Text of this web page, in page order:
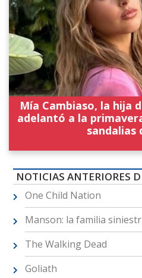
Mía Cambiaso, la hija
adelantó a la
sandalias
NOTICIAS ANTERIORES
One Child Nation
Manson: la familia
The Walking Dead
Goliath